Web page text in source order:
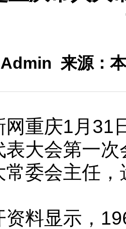
来源：本
庆1月31日
表大会第一
常委会主任
显示，